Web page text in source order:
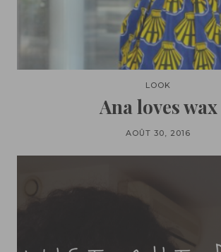
LOOK
Ana loves wax
AOÛT 30, 2016